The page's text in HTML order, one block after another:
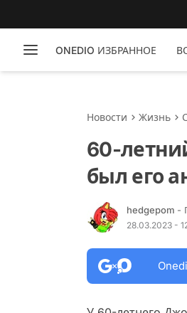
ONEDIO ИЗБРАННОЕ
Новости Жизнь
60-
был его
hedgepom -
28.03.2023 -